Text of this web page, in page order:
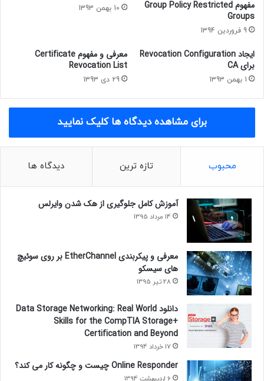
آموزش تصویری mcitp
آموزش تصویری شبکه
آموزش راه اندازی شبکه
ویژگی های جدید ad cs در windows server 2008 r2
مفهوم Group Policy Restricted
Groups
9 فروردین 1394
10 بهمن 1393
ایجاد Revocation Configuration
برای CA
1 بهمن 1393
معرفی و مفهوم Certificate
Revocation List
29 دی 1393
برای مشاهده دیدگاه ها کلیک نمایید
محبوب تازه ترین دیدگاه ها
آموزش کامل جلوگیری از هک شدن وایرلس
14 مرداد 1395
معرفی و پیکربندی EtherChannel بر روی سوئیچ
های سیسکو
28 تیر 1395
دانلود Data Storage Networking: Real World
Skills for the CompTIA Storage+
Certification and Beyond
17 خرداد 1394
Online Responder چیست و چگونه کار می کند؟
6 اردیبهشت 1394